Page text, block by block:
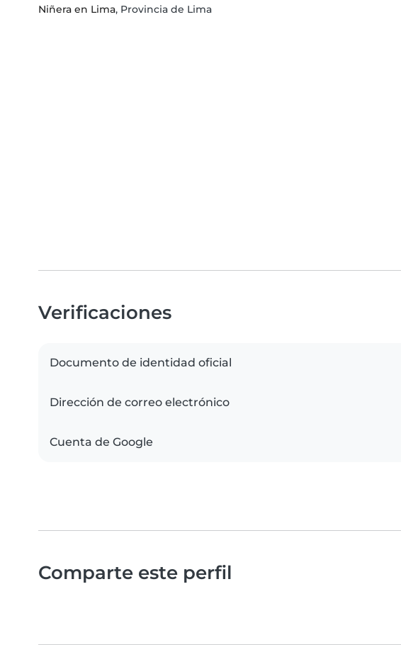
Niñera en Lima, Provincia de Lima
Verificaciones
Documento de identidad oficial
Dirección de correo electrónico
Cuenta de Google
Comparte este perfil